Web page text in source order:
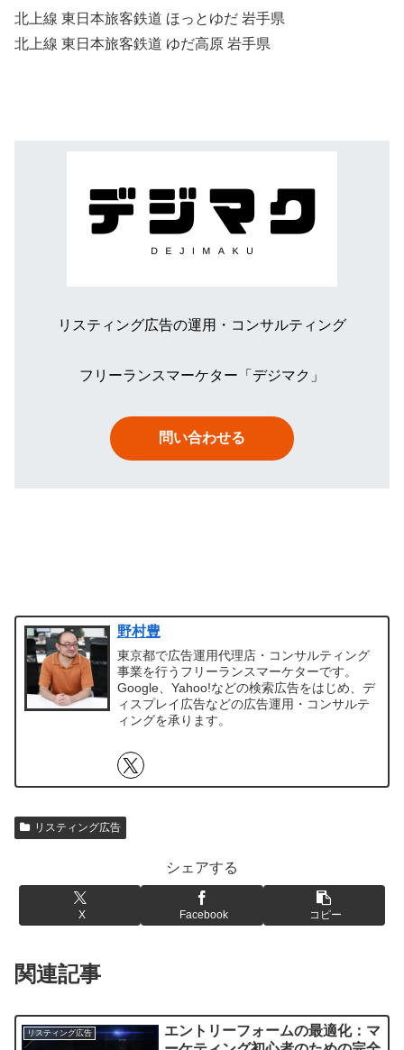
北上線 東日本旅客鉄道 ほっとゆだ 岩手県
北上線 東日本旅客鉄道 ゆだ高原 岩手県
リスティング広告の運用・コンサルティング
フリーランスマーケター「デジマク」
問い合わせる
野村豊
東京都で広告運用代理店・コンサルティング
事業を行うフリーランスマーケターです。
Google、Yahoo!などの検索広告をはじめ、デ
ィスプレイ広告などの広告運用・コンサルテ
ィングを承ります。
リスティング広告
シェアする
X Facebook コピー
関連記事
リスティング広告
エントリーフォームの最適化：マ